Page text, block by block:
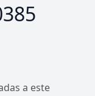
a este